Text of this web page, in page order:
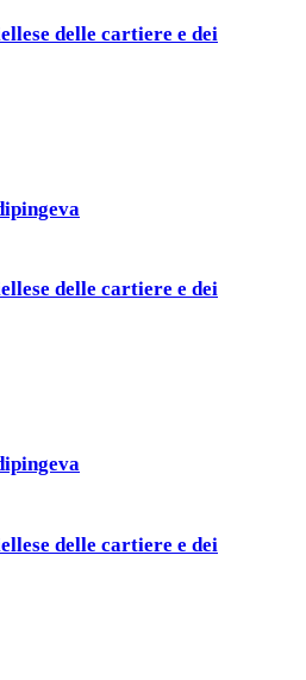
delle cartiere e dei
delle cartiere e dei
delle cartiere e dei